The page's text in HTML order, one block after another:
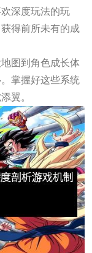
深度玩法的玩
得前所未有的成
图到角色成长体
掌握好这些系统
翼。